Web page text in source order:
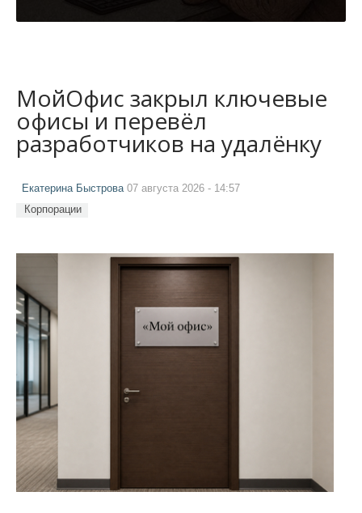
МойОфис закрыл ключевые
офисы и перевёл
разработчиков на удалёнку
Екатерина Быстрова07 августа 2026 - 14:57
Корпорации